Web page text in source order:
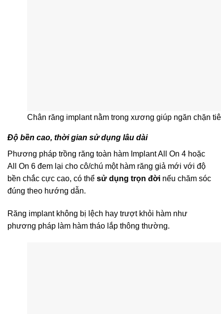
Chân răng implant nằm trong xương giúp ngăn chặn
Độ bền cao, thời gian sử dụng lâu dài
Phương pháp trồng răng toàn hàm Implant All On 4 hoặc
All On 6 đem lại cho cô/chú một hàm răng giả mới với độ
bền chắc cực cao, có thể sử dụng trọn đời nếu chăm sóc
đúng theo hướng dẫn.
Răng implant không bị lệch hay trượt khỏi hàm như
phương pháp làm hàm tháo lắp thông thường.